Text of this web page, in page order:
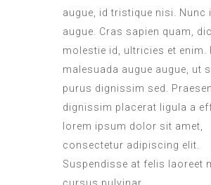
augue, id tristique nisi. Nunc
augue. Cras sapien quam,
molestie id, ultricies et enim.
malesuada augue augue, ut
purus dignissim sed.
dignissim placerat ligula a
lorem ipsum dolor sit amet,
consectetur adipiscing elit.
Suspendisse at felis laoreet